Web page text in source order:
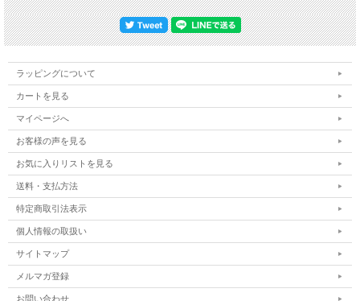
ラッピングについて
カートを見る
マイページへ
お客様の声を見る
お気に入りリストを見る
送料・支払方法
特定商取引法表示
個人情報の取扱い
サイトマップ
メルマガ登録
お問い合わせ